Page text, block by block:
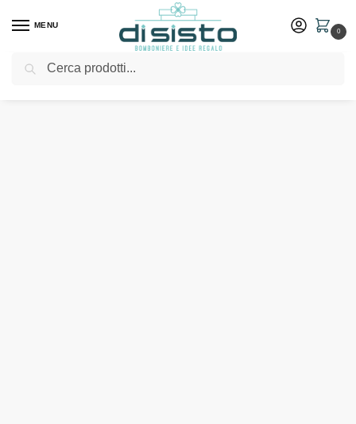
MENU
0
Home Shop Bomboniere